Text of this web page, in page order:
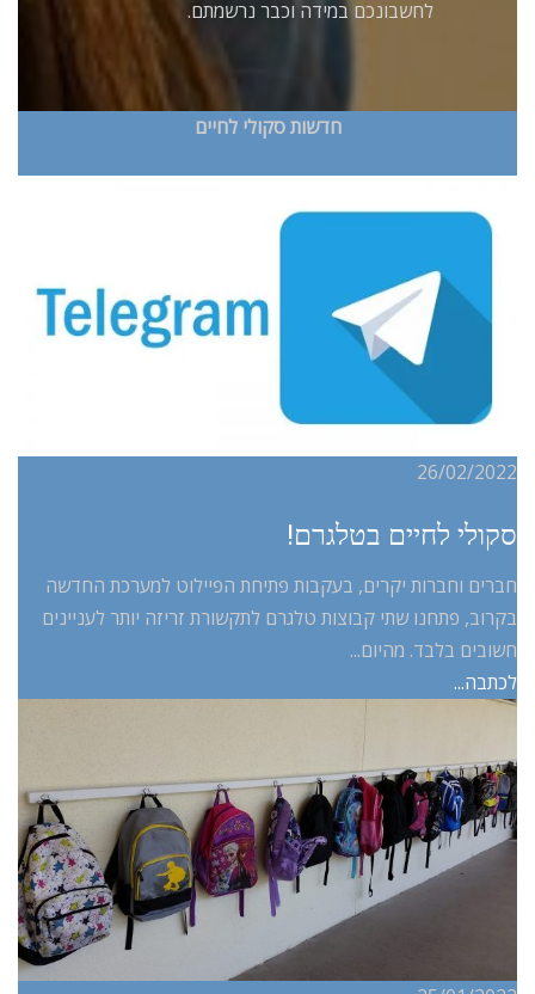
לחשבונכם במידה וכבר נרשמתם.
חדשות סקולי לחיים
26/02/2022
סקולי לחיים בטלגרם!
חברים וחברות יקרים, בעקבות פתיחת הפיילוט למערכת החדשה
בקרוב, פתחנו שתי קבוצות טלגרם לתקשורת זריזה יותר לעניינים
חשובים בלבד. מהיום...
לכתבה...